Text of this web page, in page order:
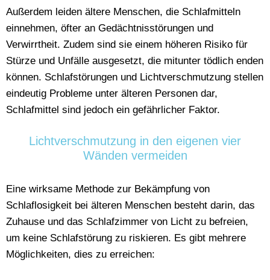
Außerdem leiden ältere Menschen, die Schlafmitteln
einnehmen, öfter an Gedächtnisstörungen und
Verwirrtheit. Zudem sind sie einem höheren Risiko für
Stürze und Unfälle ausgesetzt, die mitunter tödlich enden
können. Schlafstörungen und Lichtverschmutzung stellen
eindeutig Probleme unter älteren Personen dar,
Schlafmittel sind jedoch ein gefährlicher Faktor.
Lichtverschmutzung in den eigenen vier
Wänden vermeiden
Eine wirksame Methode zur Bekämpfung von
Schlaflosigkeit bei älteren Menschen besteht darin, das
Zuhause und das Schlafzimmer von Licht zu befreien,
um keine Schlafstörung zu riskieren. Es gibt mehrere
Möglichkeiten, dies zu erreichen: